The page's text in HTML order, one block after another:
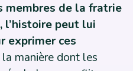
membres de la fratrie
l’histoire peut lui
exprimer ces
manière dont les